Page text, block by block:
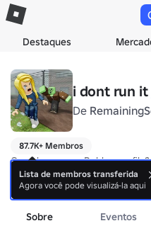
Destaques
i dont run it
De
87.7K+ Membros
Can I have your Roblox profile?
Nah, ion run it.
mais
Sobre Eventos
Lista de membros transferida
Agora você pode visualizá-la aqui